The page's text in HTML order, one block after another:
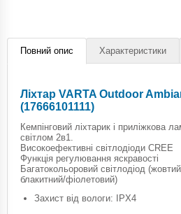
Повний опис Характеристики
Ліхтар VARTA Outdoor
(17666101111)
Кемпінговий ліхтарик і приліжкова
світлом 2в1.
Високоефективні світлодіоди CREE
Функція регулювання яскравості
Багатокольоровий світлодіод
блакитний/фіолетовий)
Захист від вологи: IPX4